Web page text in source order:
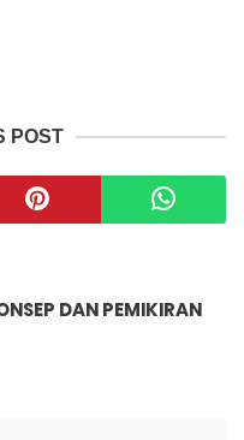
POST
DAN PEMIKIRAN